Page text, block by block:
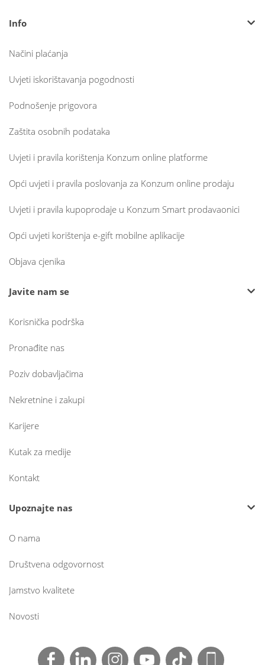
Info
Načini plaćanja
Uvjeti iskorištavanja pogodnosti
Podnošenje prigovora
Zaštita osobnih podataka
Uvjeti i pravila korištenja Konzum online platforme
Opći uvjeti i pravila poslovanja za Konzum online prodaju
Uvjeti i pravila kupoprodaje u Konzum Smart prodavaonici
Opći uvjeti korištenja e-gift mobilne aplikacije
Objava cjenika
Javite nam se
Korisnička podrška
Pronađite nas
Poziv dobavljačima
Nekretnine i zakupi
Karijere
Kutak za medije
Kontakt
Upoznajte nas
O nama
Društvena odgovornost
Jamstvo kvalitete
Novosti